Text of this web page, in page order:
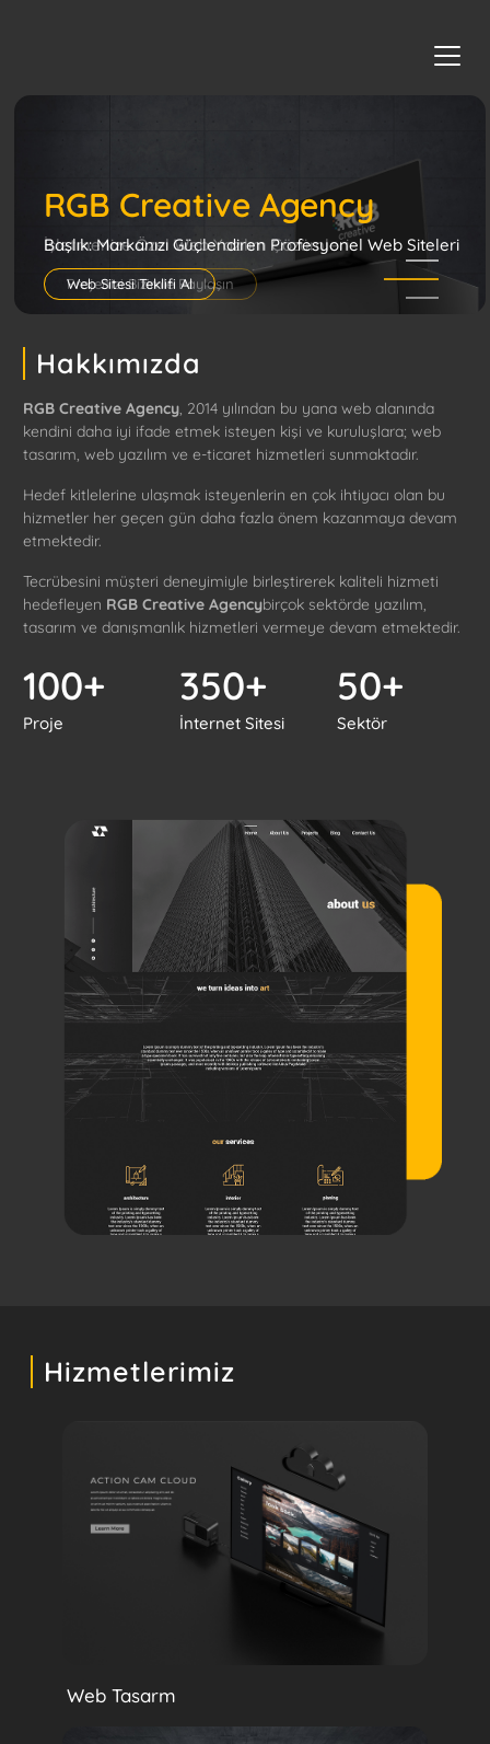
RGB Creative Agency
İşletmenize Özel Web Yazılım Çözümleri
Projenizi Bizimle Paylaşın
Hakkımızda
RGB Creative Agency, 2014 yılından bu yana web alanında
kendini daha iyi ifade etmek isteyen kişi ve kuruluşlara; web
tasarım, web yazılım ve e-ticaret hizmetleri sunmaktadır.
Hedef kitlelerine ulaşmak isteyenlerin en çok ihtiyacı olan bu
hizmetler her geçen gün daha fazla önem kazanmaya devam
etmektedir.
Tecrübesini müşteri deneyimiyle birleştirerek kaliteli hizmeti
hedefleyen RGB Creative Agencybirçok sektörde yazılım,
tasarım ve danışmanlık hizmetleri vermeye devam etmektedir.
100+
Proje
350+
İnternet Sitesi
50+
Sektör
Hizmetlerimiz
Web Tasarm